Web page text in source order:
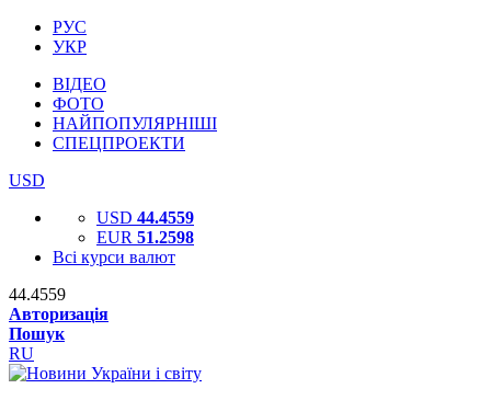
РУС
УКР
ВІДЕО
ФОТО
НАЙПОПУЛЯРНІШІ
СПЕЦПРОЕКТИ
USD
USD 44.4559
EUR 51.2598
Всі курси валют
44.4559
Авторизація
Пошук
RU